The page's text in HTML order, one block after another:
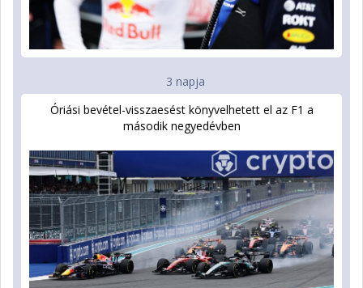
3 napja
Óriási bevétel-visszaesést könyvelhetett el az F1 a
második negyedévben